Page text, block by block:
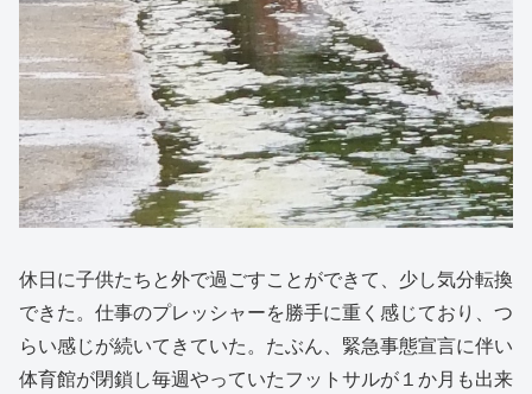
休日に子供たちと外で過ごすことができて、少し気分転換
できた。仕事のプレッシャーを勝手に重く感じており、つ
らい感じが続いてきていた。たぶん、緊急事態宣言に伴い
体育館が閉鎖し毎週やっていたフットサルが１か月も出来